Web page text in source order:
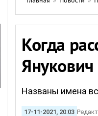
Когда
Названы имена
17-11-2021, 20:03